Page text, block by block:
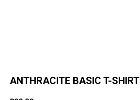
ANTHRACITE BASIC T-SHIRT